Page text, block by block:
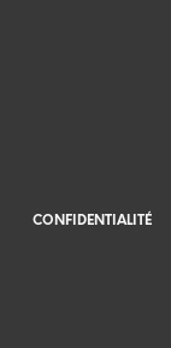
CONFIDENTIALITÉ